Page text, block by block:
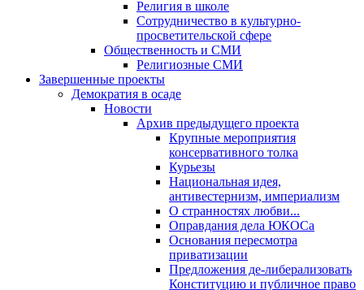
Религия в школе
Сотрудничество в культурно-
просветительской сфере
Общественность и СМИ
Религиозные СМИ
Завершенные проекты
Демократия в осаде
Новости
Архив предыдущего проекта
Крупные мероприятия
консервативного толка
Курьезы
Национальная идея,
антивестернизм, империализм
О странностях любви...
Оправдания дела ЮКОСа
Основания пересмотра
приватизации
Предложения де-либерализовать
Конституцию и публичное право